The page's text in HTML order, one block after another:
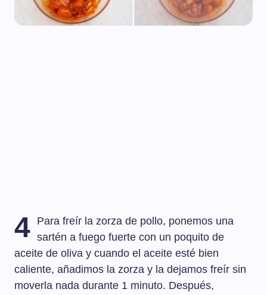
4 Para freír la zorza de pollo, ponemos una
sartén a fuego fuerte con un poquito de
aceite de oliva y cuando el aceite esté bien
caliente, añadimos la zorza y la dejamos freír sin
moverla nada durante 1 minuto. Después,